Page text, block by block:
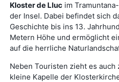
Kloster de Lluc im
der Insel. Dabei befindet sich
Geschichte bis ins 13.
Metern Höhe und ermöglicht
auf die herrliche
Neben Touristen zieht es
kleine Kapelle der